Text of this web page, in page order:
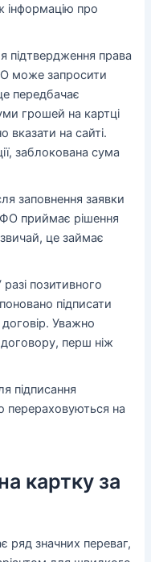
інформацію про
підтвердження права
може запросити
передбачає
грошей на картці
вказати на сайті.
заблокована сума
заповнення заявки
приймає рішення
це займає
разі позитивного
підписати
Уважно
перш ніж
підписання
перераховуються на
картку за
ряд значних переваг,